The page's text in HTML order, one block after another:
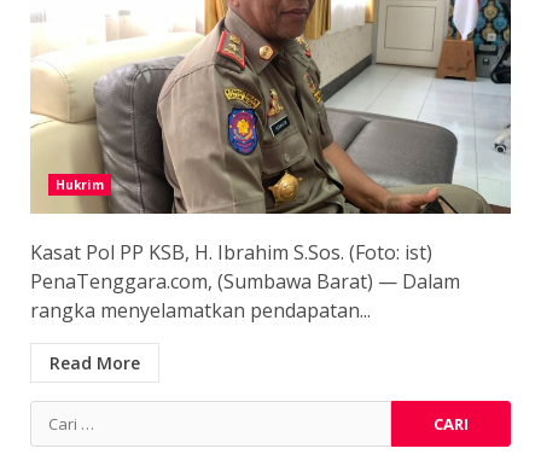
Hukrim
Kasat Pol PP KSB, H. Ibrahim S.Sos. (Foto: ist)
PenaTenggara.com, (Sumbawa Barat) — Dalam
rangka menyelamatkan pendapatan...
Read More
Cari
untuk: